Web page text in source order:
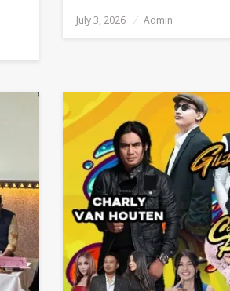
Posted
On
July 3, 2026 Admin